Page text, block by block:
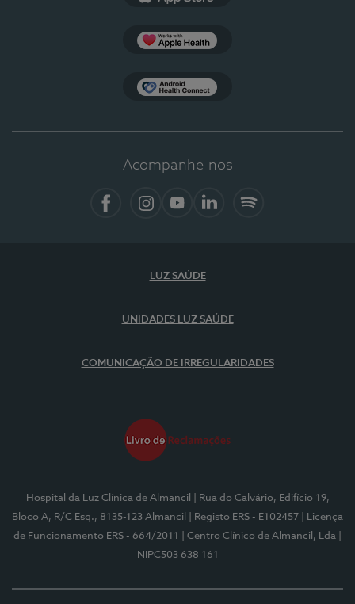
Acompanhe-nos
LUZ SAÚDE
UNIDADES LUZ SAÚDE
COMUNICAÇÃO DE IRREGULARIDADES
Hospital da Luz Clínica de Almancil
| Rua do Calvário, Edifício 19,
Bloco A, R/C Esq., 8135-123 Almancil
| Registo ERS - E102457
| Licença
de Funcionamento ERS - 664/2011
| Centro Clínico de Almancil, Lda
NIPC503 638 161